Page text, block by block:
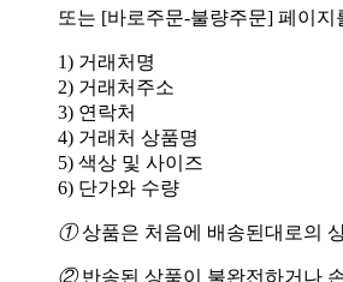
또는 [바로주문-불량주문] 페이
1) 거래처명
2) 거래처주소
3) 연락처
4) 거래처 상품명
5) 색상 및 사이즈
6) 단가와 수량
①상품은 처음에 배송된대로의
②반송된 상품이 불완전하거나